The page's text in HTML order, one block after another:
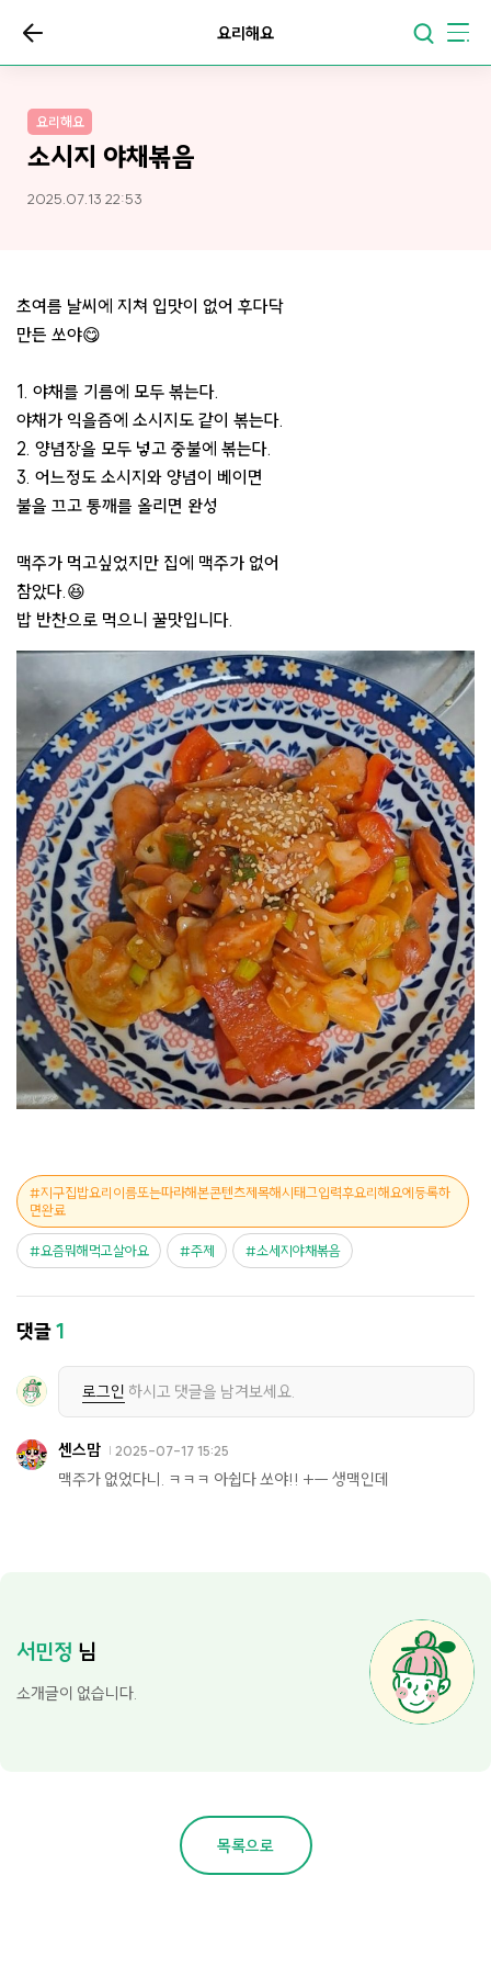
요리해요
요리해요
소시지 야채볶음
2025.07.13 22:53
초여름 날씨에 지쳐 입맛이 없어 후다닥
만든 쏘야😋
1. 야채를 기름에 모두 볶는다.
야채가 익을즘에 소시지도 같이 볶는다.
2. 양념장을 모두 넣고 중불에 볶는다.
3. 어느정도 소시지와 양념이 베이면
불을 끄고 통깨를 올리면 완성
맥주가 먹고싶었지만 집에 맥주가 없어
참았다.😆
밥 반찬으로 먹으니 꿀맛입니다.
지구집밥요리이름또는따라해본콘텐츠제목해시태그입력후요리해요에등록하
면완료
요즘뭐해먹고살아요 주제 소세지야채볶음
댓글1
로그인 하시고 댓글을 남겨보세요.
센스맘 2025-07-17 15:25
맥주가 없었다니. ㅋㅋㅋ 아쉽다 쏘야!! +ㅡ 생맥인데
서민정 님
소개글이 없습니다.
목록으로